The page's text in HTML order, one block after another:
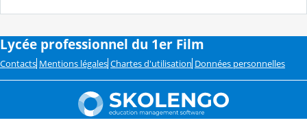
Lycée professionnel du 1er Film
Contacts Mentions légales Chartes d'utilisation Données personnelles